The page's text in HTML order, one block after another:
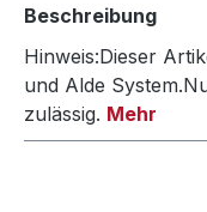
Beschreibung
Hinweis:Dieser
und Alde
zulässig. Mehr